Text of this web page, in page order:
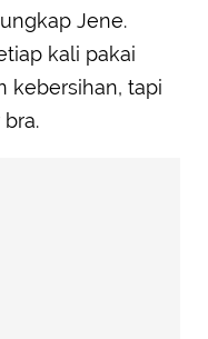
Jene.
kali pakai
kebersihan, tapi